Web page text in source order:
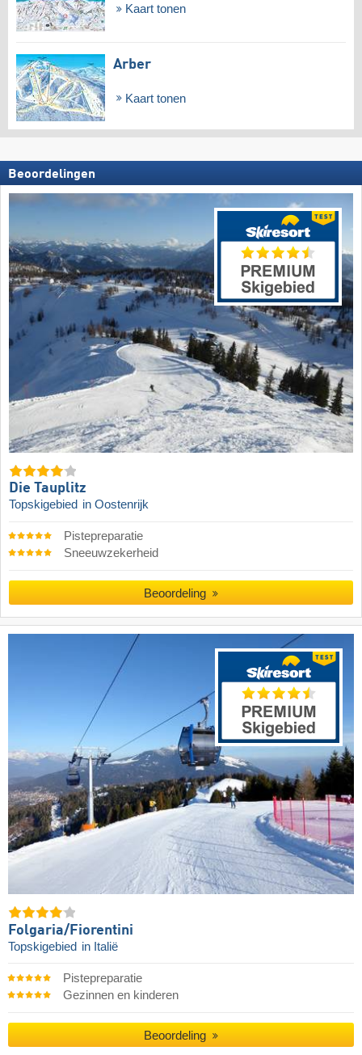
Kaart tonen
Arber
Kaart tonen
Beoordelingen
Die Tauplitz
Topskigebied in Oostenrijk
Pistepreparatie
Sneeuwzekerheid
Beoordeling
Folgaria/​Fiorentini
Topskigebied in Italië
Pistepreparatie
Gezinnen en kinderen
Beoordeling